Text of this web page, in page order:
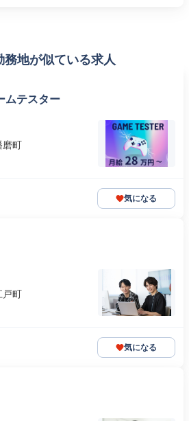
務地が似ている求人
ムテスター
磨町
気になる
戸町
気になる